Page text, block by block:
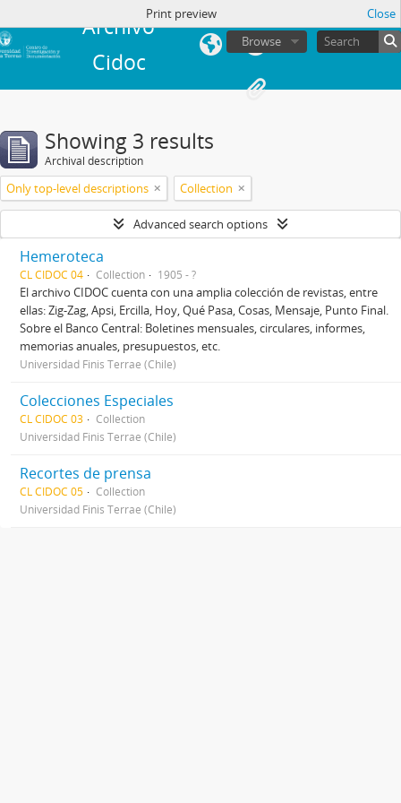
Archivo
Cidoc
Browse
Print preview Close
Showing 3 results
Archival description
Only top-level descriptions Collection
Advanced search options
Hemeroteca
CL CIDOC 04 Collection 1905 - ?
El archivo CIDOC cuenta con una amplia colección de revistas, entre
ellas: Zig-Zag, Apsi, Ercilla, Hoy, Qué Pasa, Cosas, Mensaje, Punto Final.
Sobre el Banco Central: Boletines mensuales, circulares, informes,
memorias anuales, presupuestos, etc.
Universidad Finis Terrae (Chile)
Colecciones Especiales
CL CIDOC 03
Collection
Universidad Finis Terrae (Chile)
Recortes de prensa
CL CIDOC 05
Collection
Universidad Finis Terrae (Chile)